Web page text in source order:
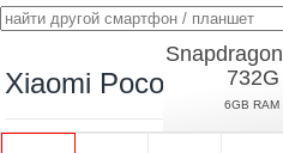
Xiaomi Poco X3 NFC
Snapdragon
732G
6GB RAM